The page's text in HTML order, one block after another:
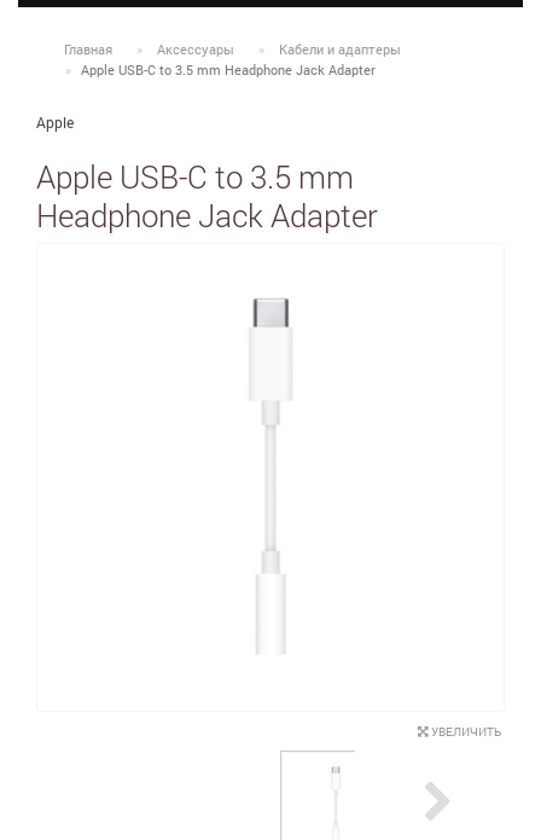
Главная Аксессуары
Кабели и адаптеры
Apple USB-C to 3.5 mm Headphone Jack Adapter
Apple
Apple USB-C to 3.5 mm
Headphone Jack Adapter
УВЕЛИЧИТЬ